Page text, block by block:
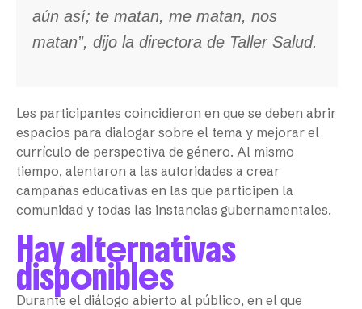
aún así; te matan, me matan, nos
matan”, dijo la directora de Taller Salud.
Les participantes coincidieron en que se deben abrir
espacios para dialogar sobre el tema y mejorar el
currículo de perspectiva de género. Al mismo
tiempo, alentaron a las autoridades a crear
campañas educativas en las que participen la
comunidad y todas las instancias gubernamentales.
Hay alternativas
disponibles
Durante el diálogo abierto al público, en el que